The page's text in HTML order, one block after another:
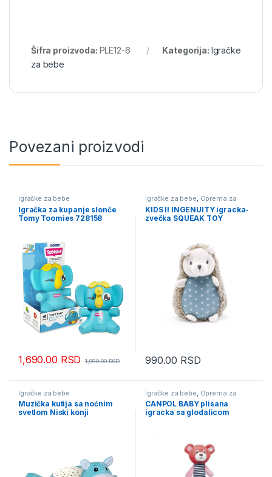
Šifra proizvoda: PLE12-6 Kategorija: Igračke
za bebe
Povezani proizvodi
Igračke za bebe
Igračka za kupanje slonče
Tomy Toomies 728158
1,690.00 RSD 1,990.00RSD
Igračke za bebe, Oprema za
bebe i decu
KIDS II INGENUITY igracka-
zvečka SQUEAK TOY
990.00 RSD
Igračke za bebe
Muzička kutija sa noćnim
svetlom Niski konji
Igračke za bebe Oprema za
bebe i decu
CANPOL BABY plisana
igracka sa glodalicom